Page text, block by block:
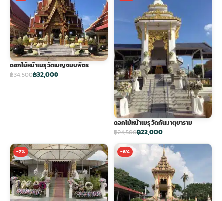
ดอกไม้หน้าเมรุ วัดเบญจมบพิตร
฿34,500฿32,000
ดอกไม้หน้าเมรุ วัดกันมาตุยาราม
฿24,500฿22,000
-7% -8%